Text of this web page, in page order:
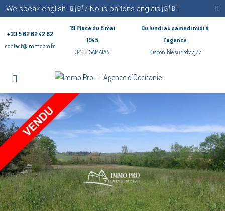
We speak english 🇬🇧 / Nous parlons anglais 🇬🇧
+33 5 62 62 42 62
contact@immopro.fr
19 Place du 8 mai
1945
32130 SAMATAN
Du lundi au samedi midi à
l'agence
Disponible sur rdv 7j/7